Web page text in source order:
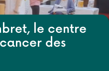
le centre
des